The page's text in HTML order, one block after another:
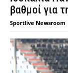
βαθμοί για
Sportlive Newsroom